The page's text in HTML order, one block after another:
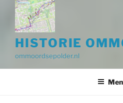
HISTORIE
ommoordsepolder.nl